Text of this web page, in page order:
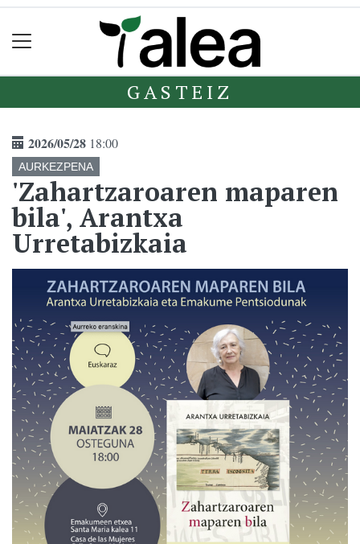
GASTEIZ
2026/05/28 18:00
AURKEZPENA
'Zahartzaroaren maparen
bila', Arantxa
Urretabizkaia